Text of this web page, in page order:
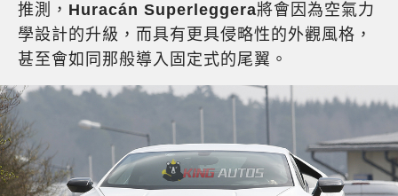
推測， Huracán Superleggera將會因為空氣力
學設計的升級，而具有更具侵略性的外觀風格，
甚至會如同那般導入固定式的尾翼。